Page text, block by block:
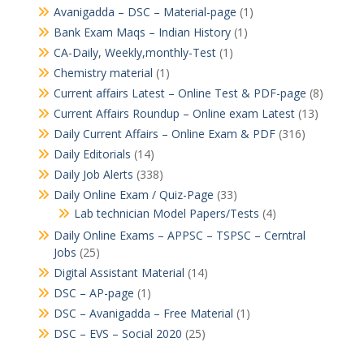
Avanigadda – DSC – Material-page (1)
Bank Exam Maqs – Indian History(1)
CA-Daily, Weekly,monthly-Test(1)
Chemistry material (1)
Current affairs Latest – Online Test & PDF-page (8)
Current Affairs Roundup – Online exam Latest(13)
Daily Current Affairs – Online Exam & PDF(316)
Daily Editorials (14)
Daily Job Alerts (338)
Daily Online Exam / Quiz-Page (33)
Lab technician Model Papers/Tests (4)
Daily Online Exams – APPSC – TSPSC – Cerntral
Jobs (25)
Digital Assistant Material (14)
DSC – AP-page (1)
DSC – Avanigadda – Free Material (1)
DSC – EVS – Social 2020 (25)